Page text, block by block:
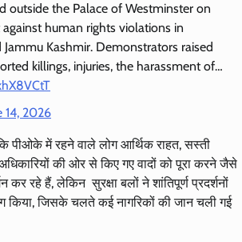
outside the Palace of Westminster on
human rights violations in
Jammu Kashmir. Demonstrators raised
killings, injuries, the harassment of…
14, 2026
पीओके में रहने वाले लोग आर्थिक राहत, सस्ती
की ओर से किए गए वादों को पूरा करने जैसे
कर रहे हैं, लेकिन सुरक्षा बलों ने शांतिपूर्ण प्रदर्शनों
किया, जिसके चलते कई नागरिकों की जान चली गई